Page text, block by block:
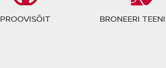
PROOVISÕIT BRONEERI